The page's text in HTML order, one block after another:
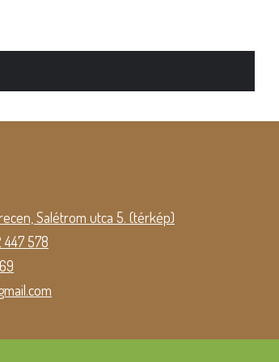
Salétrom utca 5. (térkép)
447 578